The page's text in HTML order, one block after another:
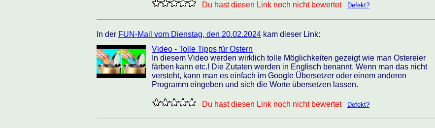
Du hast diesen Link noch nicht bewertet Defekt?
In der FUN-Mail vom Dienstag, den 20.02.2024 kam dieser Link:
Video - Tolle Tipps für Ostern
In diesem Video werden wirklich tolle Möglichkeiten gezeigt wie man Ostereier
färben kann etc.! Die Zutaten werden in Englisch benannt. Wenn man das nicht
versteht, kann man es einfach im Google Übersetzer oder einem anderen
Programm eingeben und sich die Worte übersetzen lassen.
Du hast diesen Link noch nicht bewertet Defekt?